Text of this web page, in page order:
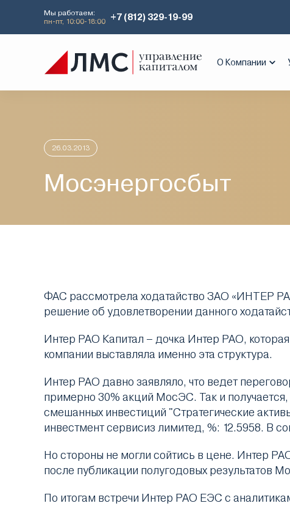
Мы работаем:
пн-пт, 10:00-18:00
+7 (812) 329-19-99
О Компании
Главная Аналитика Идеи дня
26.03.2013
Мосэнергосбыт
ФАС рассмотрела ходатайство ЗАО «ИНТЕР
решение об удовлетворении данного
Интер РАО Капитал – дочка Интер РАО,
компании выставляла именно эта структура.
Интер РАО давно заявляло, что ведет
примерно 30% акций МосЭС. Так и
смешанных инвестиций "Стратегические
инвестмент сервисиз лимитед, %: 12.5958. В
Но стороны не могли сойтись в цене. Интер
после публикации полугодовых результатов
По итогам встречи Интер РАО ЕЭС с